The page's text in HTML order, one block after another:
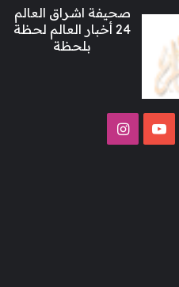
صحيفة اشراق العالم
24 أخبار العالم لحظة
بلحظة
‫YouTubeانستقرام